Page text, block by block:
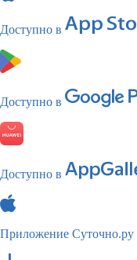
Доступно в
Доступно в
Доступно в
Приложение Суточно.ру